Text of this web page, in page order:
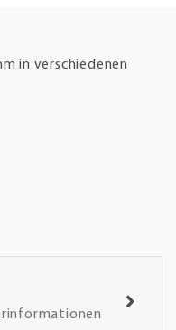
in verschiedenen